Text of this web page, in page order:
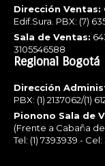
Dirección Ventas:
Edif.Sura. PBX: (7)
Sala de Ventas:
3105546588
Regional Bogotá
Dirección
PBX: (1) 2137062/(1)
Pionono Sala de
(Frente a Cabaña
Tel: (1) 7393939 -